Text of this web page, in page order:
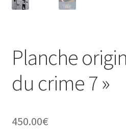
Planche
du crime 7 »
450.00€